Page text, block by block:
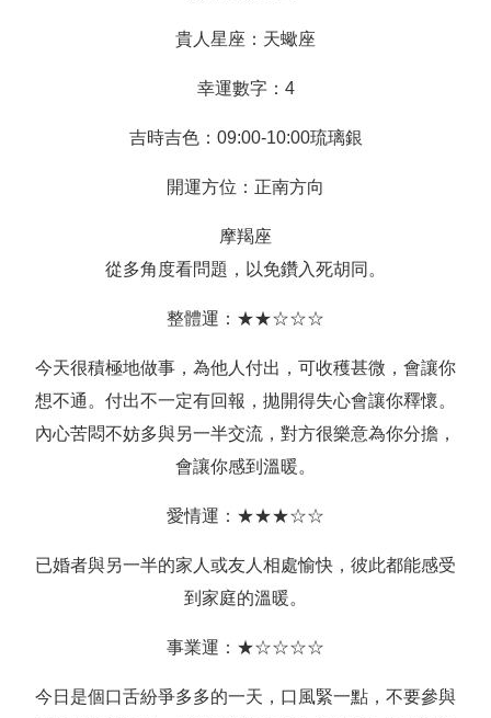
貴人星座：天蠍座
幸運數字：4
吉時吉色：09:00-10:00琉璃銀
開運方位：正南方向
摩羯座
從多角度看問題，以免鑽入死胡同。
整體運：★★☆☆☆
今天很積極地做事，為他人付出，可收穫甚微，會讓你
想不通。付出不一定有回報，拋開得失心會讓你釋懷。
內心苦悶不妨多與另一半交流，對方很樂意為你分擔，
會讓你感到溫暖。
愛情運：★★★☆☆
已婚者與另一半的家人或友人相處愉快，彼此都能感受
到家庭的溫暖。
事業運：★☆☆☆☆
今日是個口舌紛爭多多的一天，口風緊一點，不要參與